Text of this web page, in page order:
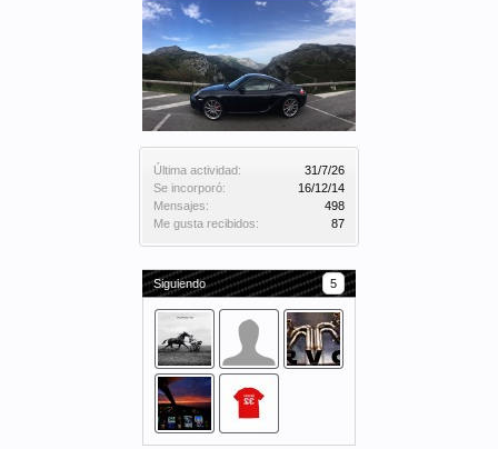
Última actividad:
31/7/26
Se incorporó:
16/12/14
Mensajes:
498
Me gusta recibidos:
87
Siguiendo 5